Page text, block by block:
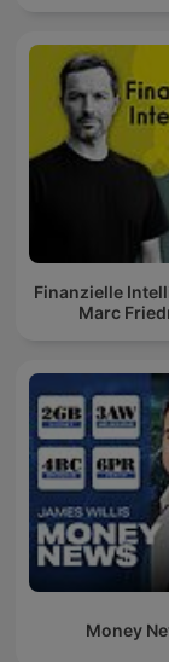
Finanzielle
Marc
Money